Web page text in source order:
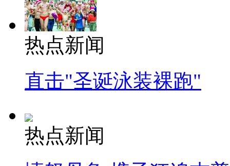
热点新闻
直击"圣诞泳装裸跑"
热点新闻